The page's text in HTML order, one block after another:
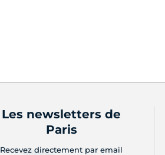
Les newsletters de
Paris
Recevez directement par email